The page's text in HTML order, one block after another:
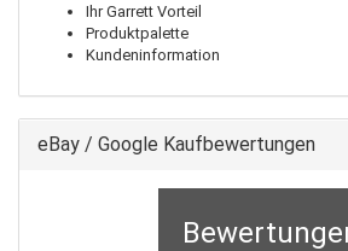
Ihr Garrett Vorteil
Produktpalette
Kundeninformation
eBay / Google Kaufbewertungen